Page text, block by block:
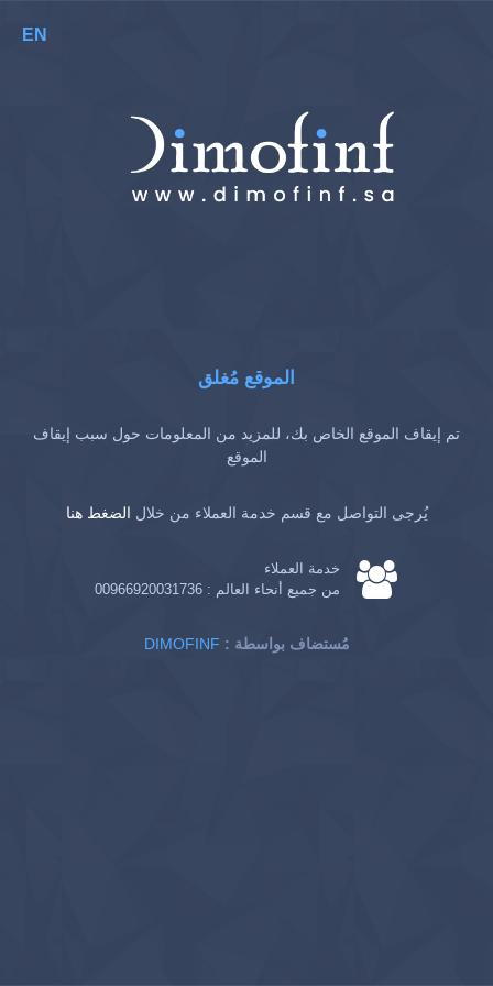
EN
الموقع مُغلق
تم إيقاف الموقع الخاص بك، للمزيد من المعلومات حول سبب إيقاف
الموقع
يُرجى التواصل مع قسم خدمة العملاء من خلال الضغط هنا
خدمة العملاء
من جميع أنحاء العالم : 00966920031736
DIMOFINF : مُستضاف بواسطة